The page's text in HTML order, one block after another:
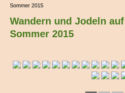
Sommer 2015
Wandern und Jodeln
Sommer 2015